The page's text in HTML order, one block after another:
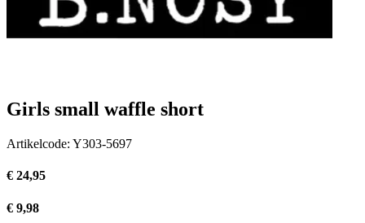
Girls small waffle short
Artikelcode: Y303-5697
€ 24,95
€ 9,98